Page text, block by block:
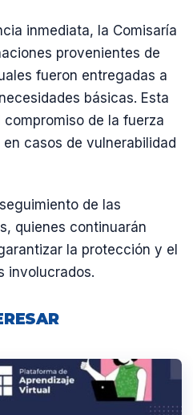
inmediata, la Comisaría
provenientes de
fueron entregadas a
básicas. Esta
de la fuerza
casos de vulnerabilidad
de las
quienes continuarán
la protección y el
involucrados.